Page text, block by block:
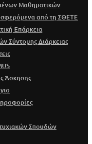
Μαθηματικών
από τη ΣΘΕΤΕ
Επάρκεια
Σύντομης Διάρκειας
Άσκησης
Σπουδών